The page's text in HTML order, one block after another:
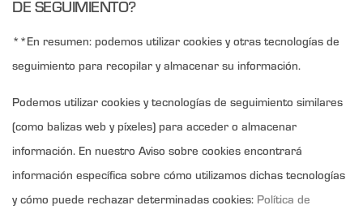
DE SEGUIMIENTO?
**En resumen: podemos utilizar cookies y otras tecnologías de
seguimiento para recopilar y almacenar su información.
Podemos utilizar cookies y tecnologías de seguimiento similares
(como balizas web y píxeles) para acceder o almacenar
información. En nuestro Aviso sobre cookies encontrará
información específica sobre cómo utilizamos dichas tecnologías
y cómo puede rechazar determinadas cookies: Política de